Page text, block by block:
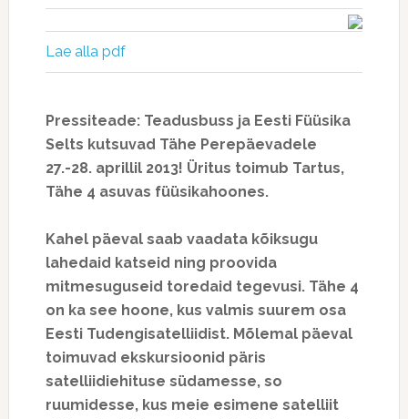
Lae alla pdf
Pressiteade: Teadusbuss ja Eesti Füüsika
Selts kutsuvad Tähe Perepäevadele
27.-28. aprillil 2013! Üritus toimub Tartus,
Tähe 4 asuvas füüsikahoones.
Kahel päeval saab vaadata kõiksugu
lahedaid katseid ning proovida
mitmesuguseid toredaid tegevusi. Tähe 4
on ka see hoone, kus valmis suurem osa
Eesti Tudengisatelliidist. Mõlemal päeval
toimuvad ekskursioonid päris
satelliidiehituse südamesse, so
ruumidesse, kus meie esimene satelliit